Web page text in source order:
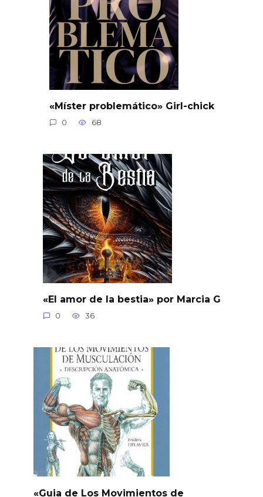
«Míster problemático» Girl-chick
0 68
«El amor de la bestia» por Marcia G
0 36
«Guia de Los Movimientos de